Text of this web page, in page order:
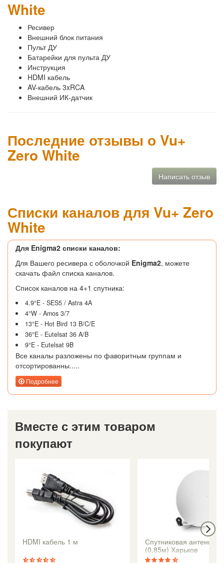
White
Ресивер
Внешний блок питания
Пульт ДУ
Батарейки для пульта ДУ
Инструкция
HDMI кабель
AV-кабель 3xRCA
Внешний ИК-датчик
Последние отзывы о Vu+
Zero White
Написать отзыв
Списки каналов для Vu+ Zero
White
Для Enigma2 списки каналов:
Для Вашего ресивера с оболочкой Enigma2, можете
скачать файл списка каналов.
Список каналов на 4+1 спутника:
4.9°E - SES5 / Astra 4A
4°W - Amos 3/7
13°E - Hot Bird 13 B/C/E
36°E - Eutelsat 36 A/B
9°E - Eutelsat 9B
Все каналы разложены по фаворитным группам и
отсортированны.....
Подробнее
Вместе с этим товаром
покупают
HDMI кабель 1 м
Спутниковая антенна
(0,85м) Харьков